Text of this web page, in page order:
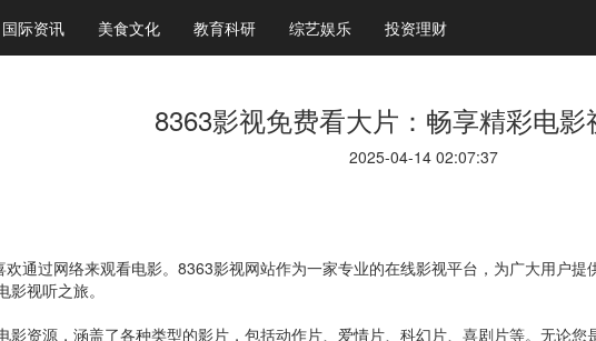
国际资讯 美食文化 教育科研 综艺娱乐 投资理财
8363影视免费看大片：畅享精彩电影
2025-04-14 02:07:37
通过网络来观看电影。8363影视网站作为一家专业的在线影视平台，为广大用户
视听之旅。
影资源，涵盖了各种类型的影片，包括动作片、爱情片、科幻片、喜剧片等。无论